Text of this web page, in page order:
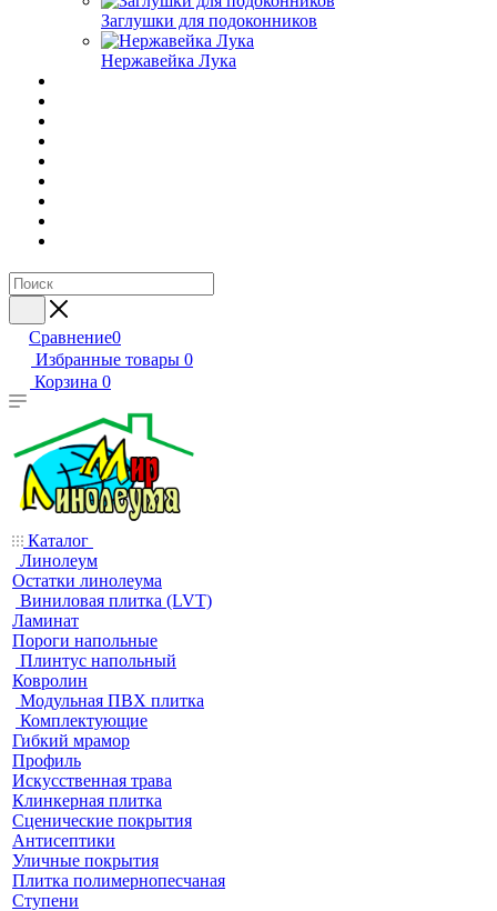
Заглушки для подоконников
Нержавейка Лука
Сравнение0
Избранные товары 0
Корзина 0
Каталог
Линолеум
Остатки линолеума
Виниловая плитка (LVT)
Ламинат
Пороги напольные
Плинтус напольный
Ковролин
Модульная ПВХ плитка
Комплектующие
Гибкий мрамор
Профиль
Искусственная трава
Клинкерная плитка
Сценические покрытия
Антисептики
Уличные покрытия
Плитка полимернопесчаная
Ступени